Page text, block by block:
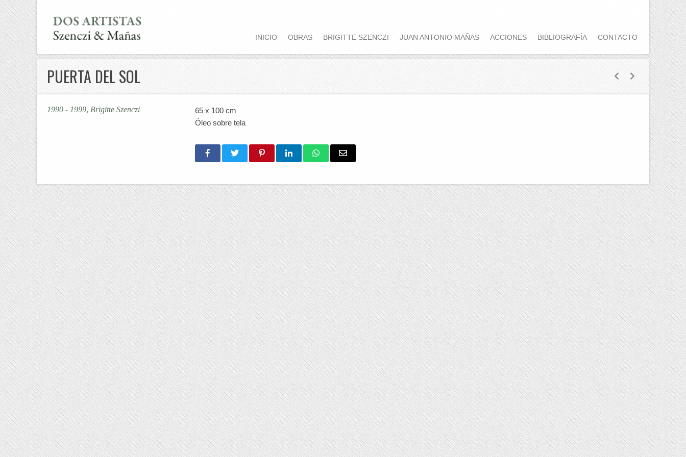
INICIO OBRAS BRIGITTE SZENCZI JUAN ANTONIO MAÑAS ACCIONES BIBLIOGRAFÍA CONTACTO
PUERTA DEL SOL
65 x 100 cm
Óleo sobre tela
1990 - 1999, Brigitte Szenczi